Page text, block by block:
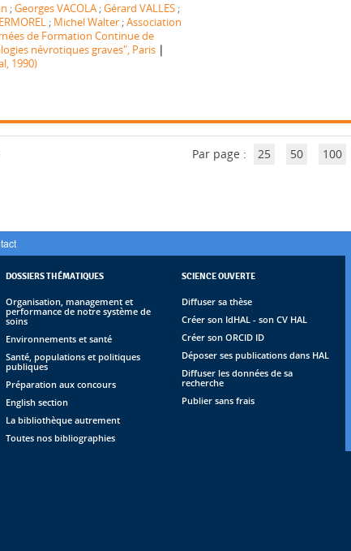
;Georges VACOLA ;Gérard VALLES ;
; Michel Walter ;Association
de Formation Continue de
névrotiques graves", Paris |
1990)
Par page : 25 50 100
DOSSIERS THÉMATIQUES
Organisation, management et
performance de notre système de
soins
Environnements et santé
Santé, populations et politiques
publiques
Préparation aux concours
English section
La bibliothèque autrement
Toutes nos bibliographies
SCIENCE OUVERTE
Diffuser sa thèse
Créer son IdHAL - son CV HAL
Créer son ORCID ID
Déposer ses publications dans HAL
Diffuser les données de sa
recherche
Publier sans frais